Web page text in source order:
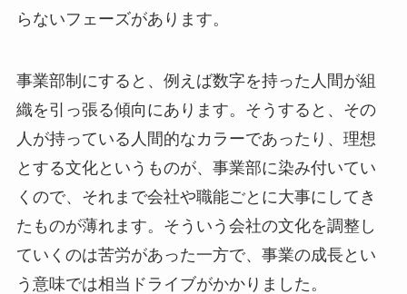
らないフェーズがあります。
事業部制にすると、例えば数字を持った人間が組
織を引っ張る傾向にあります。そうすると、その
人が持っている人間的なカラーであったり、理想
とする文化というものが、事業部に染み付いてい
くので、それまで会社や職能ごとに大事にしてき
たものが薄れます。そういう会社の文化を調整し
ていくのは苦労があった一方で、事業の成長とい
う意味では相当ドライブがかかりました。